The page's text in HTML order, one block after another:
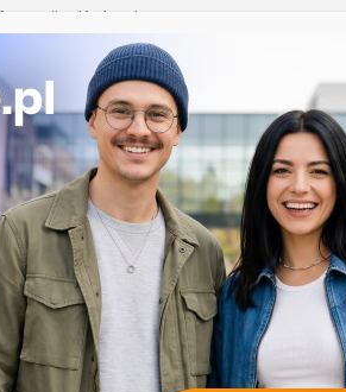
w Skierniewicach
Uniwersytecie Szczecińskim
REKRUTACJA DRZWI OTWARTE